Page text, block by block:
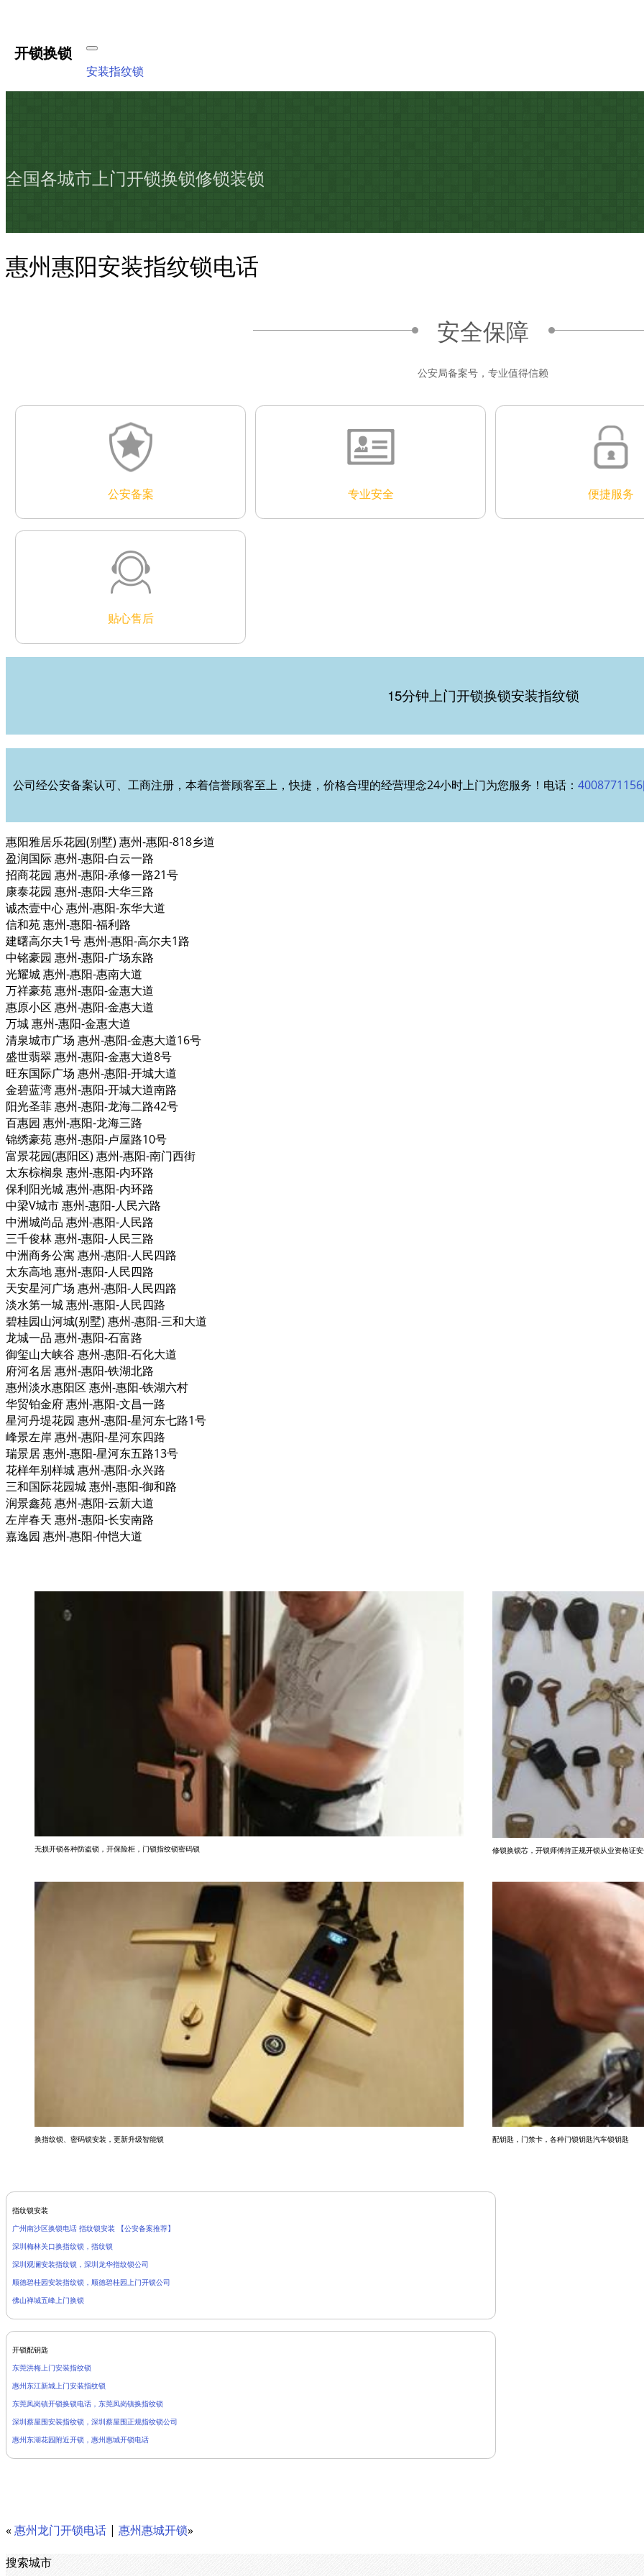
开锁换锁
安装指纹锁
全国各城市上门开锁换锁修锁装锁
惠州惠阳安装指纹锁电话
安全保障
公安局备案号，专业值得信赖
公安备案 专业安全 便捷服务
贴心售后
15分钟上门开锁换锁安装指纹锁
公司经公安备案认可、工商注册，本着信誉顾客至上，快捷，价格合理的经营理念24小时上门为您服务！电话：
惠阳雅居乐花园(别墅) 惠州-惠阳-818乡道
盈润国际 惠州-惠阳-白云一路
招商花园 惠州-惠阳-承修一路21号
康泰花园 惠州-惠阳-大华三路
诚杰壹中心 惠州-惠阳-东华大道
信和苑 惠州-惠阳-福利路
建曙高尔夫1号 惠州-惠阳-高尔夫1路
中铭豪园 惠州-惠阳-广场东路
光耀城 惠州-惠阳-惠南大道
万祥豪苑 惠州-惠阳-金惠大道
惠原小区 惠州-惠阳-金惠大道
万城 惠州-惠阳-金惠大道
清泉城市广场 惠州-惠阳-金惠大道16号
盛世翡翠 惠州-惠阳-金惠大道8号
旺东国际广场 惠州-惠阳-开城大道
金碧蓝湾 惠州-惠阳-开城大道南路
阳光圣菲 惠州-惠阳-龙海二路42号
百惠园 惠州-惠阳-龙海三路
锦绣豪苑 惠州-惠阳-卢屋路10号
富景花园(惠阳区) 惠州-惠阳-南门西街
太东棕榈泉 惠州-惠阳-内环路
保利阳光城 惠州-惠阳-内环路
中梁V城市 惠州-惠阳-人民六路
中洲城尚品 惠州-惠阳-人民路
三千俊林 惠州-惠阳-人民三路
中洲商务公寓 惠州-惠阳-人民四路
太东高地 惠州-惠阳-人民四路
天安星河广场 惠州-惠阳-人民四路
淡水第一城 惠州-惠阳-人民四路
碧桂园山河城(别墅) 惠州-惠阳-三和大道
龙城一品 惠州-惠阳-石富路
御玺山大峡谷 惠州-惠阳-石化大道
府河名居 惠州-惠阳-铁湖北路
惠州淡水惠阳区 惠州-惠阳-铁湖六村
华贸铂金府 惠州-惠阳-文昌一路
星河丹堤花园 惠州-惠阳-星河东七路1号
峰景左岸 惠州-惠阳-星河东四路
瑞景居 惠州-惠阳-星河东五路13号
花样年别样城 惠州-惠阳-永兴路
三和国际花园城 惠州-惠阳-御和路
润景鑫苑 惠州-惠阳-云新大道
左岸春天 惠州-惠阳-长安南路
嘉逸园 惠州-惠阳-仲恺大道
无损开锁各种防盗锁，开保险柜，门锁指纹锁密码锁 修锁换锁芯，开锁师傅持正规开锁从业资格证
换指纹锁、密码锁安装，更新升级智能锁 配钥匙，门禁卡，各种门锁钥匙汽车锁钥匙
指纹锁安装
广州南沙区换锁电话 指纹锁安装 【公安备案推荐】
深圳梅林关口换指纹锁，指纹锁
深圳观澜安装指纹锁，深圳龙华指纹锁公司
顺德碧桂园安装指纹锁，顺德碧桂园上门开锁公司
佛山禅城五峰上门换锁
开锁配钥匙
东莞洪梅上门安装指纹锁
惠州东江新城上门安装指纹锁
东莞凤岗镇开锁换锁电话，东莞凤岗镇换指纹锁
深圳蔡屋围安装指纹锁，深圳蔡屋围正规指纹锁公司
惠州东湖花园附近开锁，惠州惠城开锁电话
« 惠州龙门开锁电话 | 惠州惠城开锁»
搜索城市